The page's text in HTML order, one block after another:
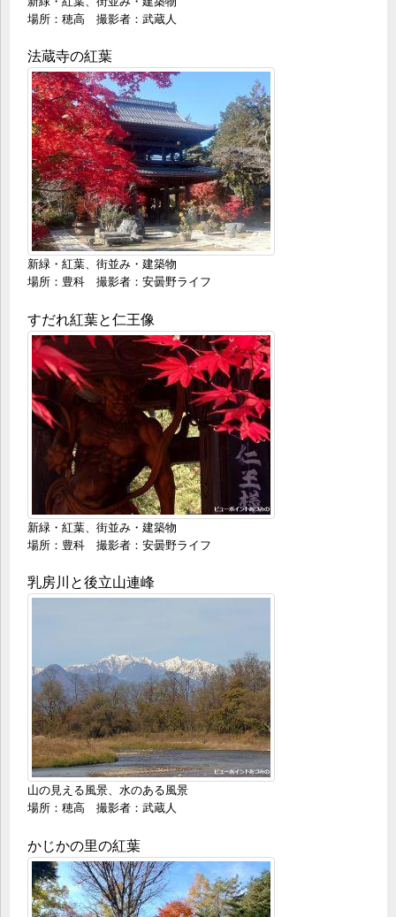
場所：穂高 撮影者：武蔵人
法蔵寺の紅葉
新緑・紅葉、街並み・建築物
場所：豊科 撮影者：安曇野ライフ
すだれ紅葉と仁王像
新緑・紅葉、街並み・建築物
場所：豊科 撮影者：安曇野ライフ
乳房川と後立山連峰
山の見える風景、水のある風景
場所：穂高 撮影者：武蔵人
かじかの里の紅葉